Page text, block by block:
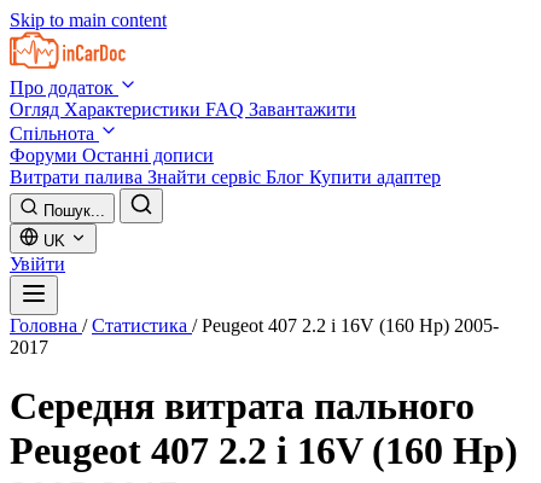
Skip to main content
Про додаток
Огляд Характеристики FAQ Завантажити
Спільнота
Форуми Останні дописи
Витрати палива Знайти сервіс Блог Купити адаптер
Пошук...
UK
Увійти
Головна / Статистика / Peugeot 407 2.2 i 16V (160 Hp) 2005-
2017
Середня витрата пального
Peugeot 407 2.2 i 16V (160 Hp)